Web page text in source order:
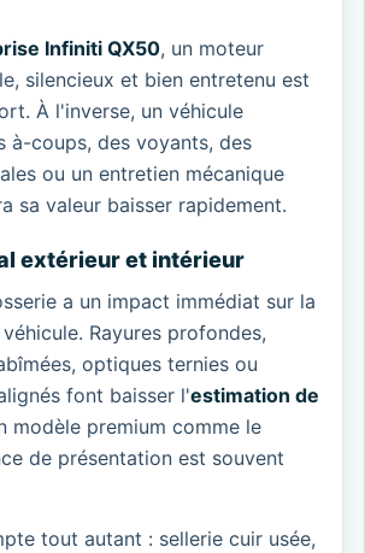
Infiniti QX50, un moteur
silencieux et bien entretenu est
À l'inverse, un véhicule
à-coups, des voyants, des
ou un entretien mécanique
sa valeur baisser rapidement.
extérieur et intérieur
a un impact immédiat sur la
Rayures profondes,
optiques ternies ou
font baisser l'estimation de
modèle premium comme le
de présentation est souvent
tout autant : sellerie cuir usée,